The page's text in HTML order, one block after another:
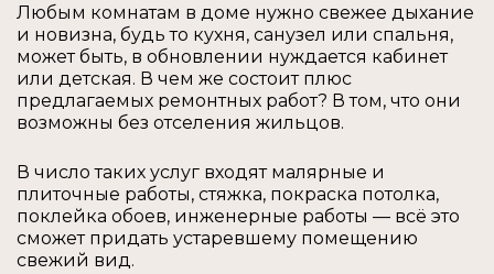
Любым комнатам в доме нужно свежее дыхание
и новизна, будь то кухня, санузел или спальня,
может быть, в обновлении нуждается кабинет
или детская. В чем же состоит плюс
предлагаемых ремонтных работ? В том, что они
возможны без отселения жильцов.
В число таких услуг входят малярные и
плиточные работы, стяжка, покраска потолка,
поклейка обоев, инженерные работы — всё это
сможет придать устаревшему помещению
свежий вид.